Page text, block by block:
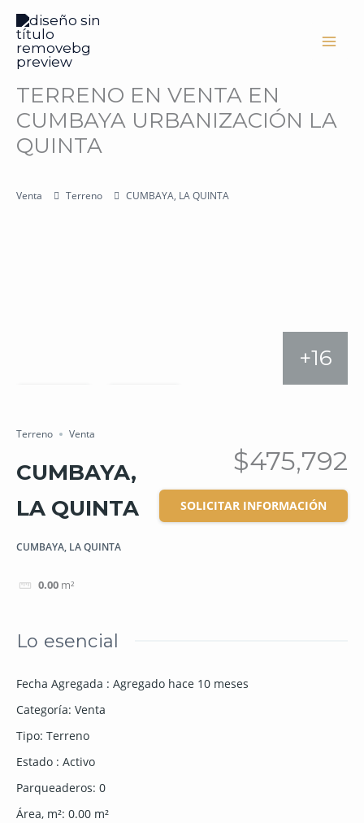
contenido
TERRENO EN VENTA EN
CUMBAYA URBANIZACIÓN LA
QUINTA
Venta Terreno CUMBAYA, LA QUINTA
+16
Terreno Venta
CUMBAYA,
LA QUINTA
CUMBAYA, LA QUINTA
0.00 m²
$475,792
SOLICITAR INFORMACIÓN
Lo esencial
Fecha Agregada : Agregado hace 10 meses
Categoría: Venta
Tipo: Terreno
Estado : Activo
Parqueaderos: 0
Área, m²: 0.00 m²